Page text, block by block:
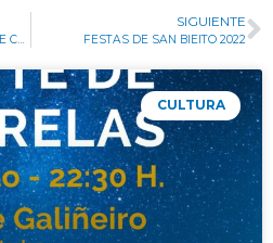
O CASA DO CONCELLO TÍNGUESE COAS CORES DO ARCO DA VELLA NO DÍA DO ORGULLO LGTBI
SIGUIENTE
FESTAS DE SAN BIEITO 2022
CULTURA